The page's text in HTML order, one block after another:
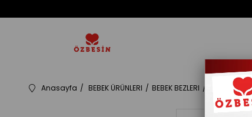
Anasayfa BEBEK ÜRÜNLERI BEBEK BEZLERI 251002